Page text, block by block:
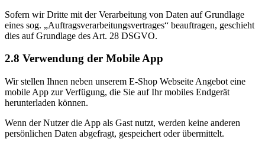
Sofern wir Dritte mit der Verarbeitung von Daten auf Grundlage
eines sog. „Auftragsverarbeitungsvertrages“ beauftragen, geschieht
dies auf Grundlage des Art. 28 DSGVO.
2.8 Verwendung der Mobile App
Wir stellen Ihnen neben unserem E-Shop Webseite Angebot eine
mobile App zur Verfügung, die Sie auf Ihr mobiles Endgerät
herunterladen können.
Wenn der Nutzer die App als Gast nutzt, werden keine anderen
persönlichen Daten abgefragt, gespeichert oder übermittelt.